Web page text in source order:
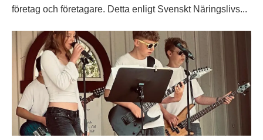
företag och företagare. Detta enligt Svenskt Näringslivs...